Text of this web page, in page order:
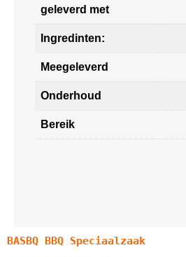
geleverd met
Ingredinten:
Meegeleverd
Onderhoud
Bereik
BASBQ BBQ Speciaalzaak